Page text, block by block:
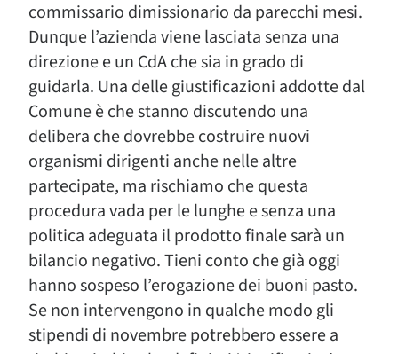
commissario dimissionario da parecchi mesi.
Dunque l’azienda viene lasciata senza una
direzione e un CdA che sia in grado di
guidarla. Una delle giustificazioni addotte dal
Comune è che stanno discutendo una
delibera che dovrebbe costruire nuovi
organismi dirigenti anche nelle altre
partecipate, ma rischiamo che questa
procedura vada per le lunghe e senza una
politica adeguata il prodotto finale sarà un
bilancio negativo. Tieni conto che già oggi
hanno sospeso l’erogazione dei buoni pasto.
Se non intervengono in qualche modo gli
stipendi di novembre potrebbero essere a